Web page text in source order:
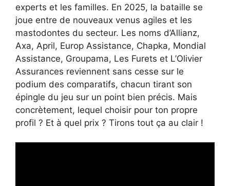
experts et les familles. En 2025, la bataille se
joue entre de nouveaux venus agiles et les
mastodontes du secteur. Les noms d’Allianz,
Axa, April, Europ Assistance, Chapka, Mondial
Assistance, Groupama, Les Furets et L’Olivier
Assurances reviennent sans cesse sur le
podium des comparatifs, chacun tirant son
épingle du jeu sur un point bien précis. Mais
concrètement, lequel choisir pour ton propre
profil ? Et à quel prix ? Tirons tout ça au clair !